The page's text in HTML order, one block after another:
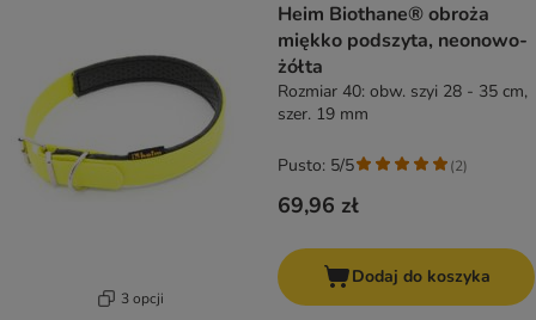
3 opcji
Heim Biothane® obroża
miękko podszyta, neonowo-
żółta
Rozmiar 40: obw. szyi 28 - 35 cm,
szer. 19 mm
69,96 zł
Pusto: 5/5 (2)
Dodaj do koszyka